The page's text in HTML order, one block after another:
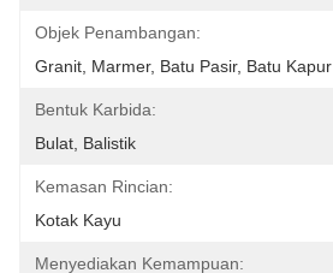
Objek Penambangan:
Granit, Marmer, Batu Pasir, Batu Kapur
Bentuk Karbida:
Bulat, Balistik
Kemasan Rincian:
Kotak Kayu
Menyediakan Kemampuan: